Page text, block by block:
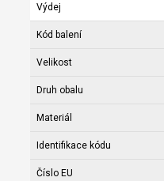
Výdej
Kód balení
Velikost
Druh obalu
Materiál
Identifikace kódu
Číslo EU